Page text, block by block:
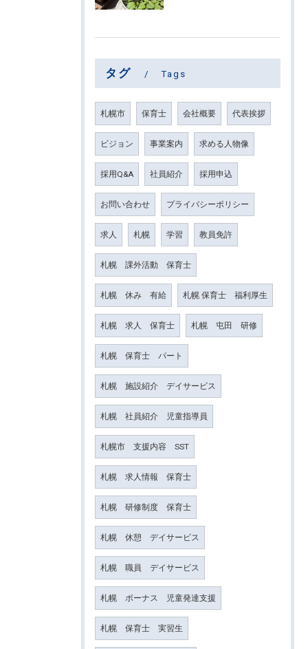
タグ Tags
札幌市 保育士 会社概要 代表挨拶
ビジョン 事業案内 求める人物像
採用Q&A 社員紹介 採用申込
お問い合わせ プライバシーポリシー
求人 札幌 学習 教員免許
札幌 課外活動 保育士
札幌 休み 有給 札幌 保育士 福利厚生
札幌 求人 保育士 札幌 屯田 研修
札幌 保育士 パート
札幌 施設紹介 デイサービス
札幌 社員紹介 児童指導員
札幌市 支援内容 SST
札幌 求人情報 保育士
札幌 研修制度 保育士
札幌 休憩 デイサービス
札幌 職員 デイサービス
札幌 ボーナス 児童発達支援
札幌 保育士 実習生